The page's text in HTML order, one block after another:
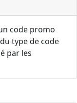
code promo
type de code
par les